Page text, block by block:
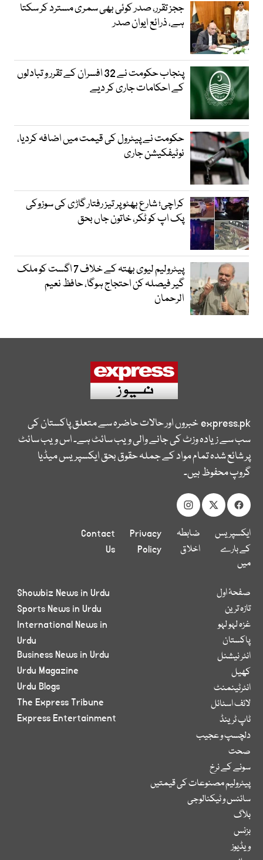
ججز تقرر، صدر کوئی بھی سمری مسترد کر سکتا
ہے، ذرائع ایوان صدر
پنجاب حکومت نے 32 افسران کے تقرر و تبادلوں
کے احکامات جاری کر دیے
حکومت نے پیٹرول کی قیمت میں اضافہ کردیا،
نوٹیفکیشن جاری
کراچی؛ شارع بھٹو پر تیز رفتار گاڑی کی سوزوکی
پک اپ کو ٹکر، خاتون جاں بحق
پیٹرولیم لیوی بھتہ کے خلاف 7 اگست کو ملک
گیر فیصلہ کن احتجاج ہوگا، حافظ نعیم
الرحمان
express.pkخبروں اور حالات حاضرہ سے متعلق پاکستان کی
سب سے زیادہ وزٹ کی جانے والی ویب سائٹ ہے۔ اس ویب سائٹ
پر شائع شدہ تمام مواد کے جملہ حقوق بحق ایکسپریس میڈیا
گروپ محفوظ ہیں۔
ایکسپریس
کے بارے
میں
ضابطہ
اخلاق
Privacy
Policy
Contact
Us
صفحۂ اول
تازہ ترین
غزہ لہو لہو
پاکستان
انٹر نیشنل
کھیل
انٹرٹینمنٹ
لائف اسٹائل
ٹاپ ٹرینڈ
دلچسپ و عجیب
صحت
سونے کے نرخ
پیٹرولیم مصنوعات کی قیمتیں
سائنس و ٹیکنالوجی
بلاگ
بزنس
ویڈیوز
Showbiz News in Urdu
Sports News in Urdu
International News in
Urdu
Business News in Urdu
Urdu Magazine
Urdu Blogs
The Express Tribune
Express Entertainment